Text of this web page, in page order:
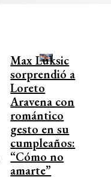
Max Luksic
sorprendió a
Loreto
Aravena con
romántico
gesto en su
cumpleaños:
“Cómo no
amarte”